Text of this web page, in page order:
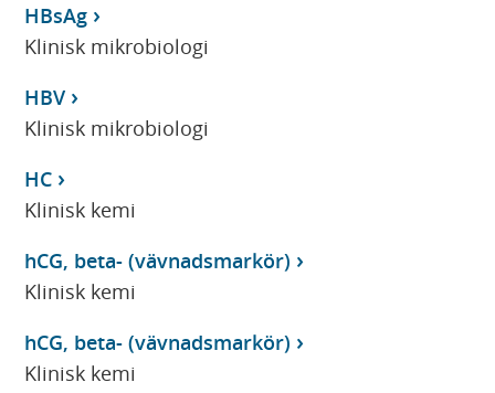
HBsAg
Klinisk mikrobiologi
HBV
Klinisk mikrobiologi
HC
Klinisk kemi
hCG, beta- (vävnadsmarkör)
Klinisk kemi
hCG, beta- (vävnadsmarkör)
Klinisk kemi